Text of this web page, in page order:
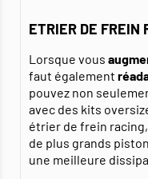
ETRIER DE FREIN
Lorsque vous
faut également
pouvez non
avec des kits
étrier de frein
de plus grands
une meilleure